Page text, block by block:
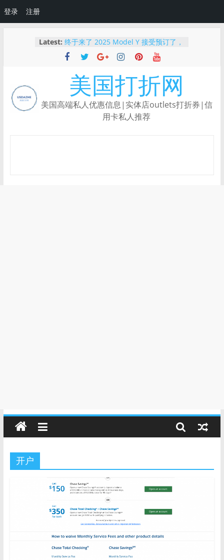
登录 注册
Latest: 终于来了 2025 Model Y 接受预订了，
Tesla最高减$2000刀
2025 最新｜如何免费体验 Tesla 自动
驾驶？使用推荐链接还能领额外优惠！
【限时BUG价】Ulta下单还能叠加
Rakuten返现，新人领$50！
Capital One Shopping：根据你的购
物习惯量身定制的返利神器
【重磅新品】Robinhood Gold 信用
美国打折网
美国高端私人优惠信息|实体店outlets打折券|信
用卡私人推荐
开户